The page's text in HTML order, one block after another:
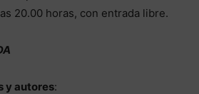
20.00 horas, con entrada libre.
y autores: